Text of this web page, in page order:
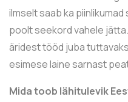
ilmselt saab ka
poolt seekord vahele
äridest tööd juba
esimese laine sarnast
Mida toob lähitulevik